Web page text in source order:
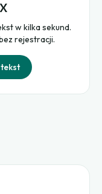
w kilka sekund.
rejestracji.